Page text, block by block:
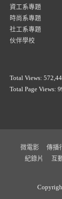
資工系專題
時尚系專題
社工系專題
伙伴學校
Total Views:
Total Page Views:
微電影 傳播
紀錄片
互